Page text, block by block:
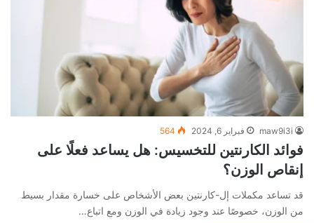
maw9i3i فبراير 6, 2024 564
فوائد الكارنتين للتخسيس: هل يساعد فعلًا على
إنقاص الوزن؟
قد تساعد مكملات إل-كارنتين بعض الأشخاص على خسارة مقدار بسيط
من الوزن، خصوصًا عند وجود زيادة في الوزن ومع اتباع…